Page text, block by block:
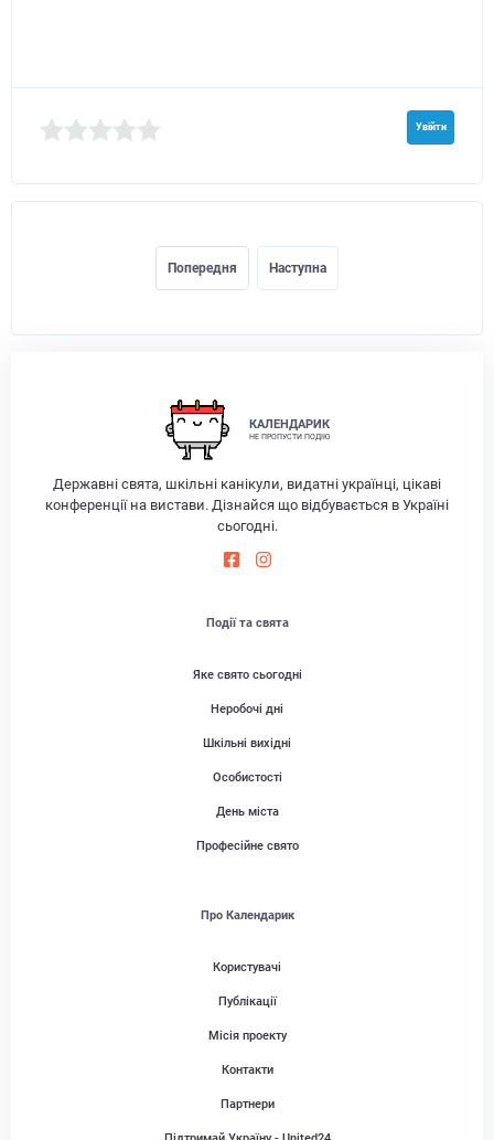
Увійти
Попередня Наступна
КАЛЕНДАРИК
НЕ ПРОПУСТИ ПОДІЮ
Державні свята, шкільні канікули, видатні українці, цікаві
конференції на вистави. Дізнайся що відбувається в Україні
сьогодні.
Події та свята
Яке свято сьогодні
Неробочі дні
Шкільні вихідні
Особистості
День міста
Професійне свято
Про Календарик
Користувачі
Публікації
Місія проекту
Контакти
Партнери